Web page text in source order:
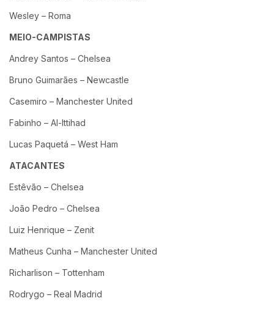
Wesley – Roma
MEIO-CAMPISTAS
Andrey Santos – Chelsea
Bruno Guimarães – Newcastle
Casemiro – Manchester United
Fabinho – Al-Ittihad
Lucas Paquetá – West Ham
ATACANTES
Estêvão – Chelsea
João Pedro – Chelsea
Luiz Henrique – Zenit
Matheus Cunha – Manchester United
Richarlison – Tottenham
Rodrygo – Real Madrid